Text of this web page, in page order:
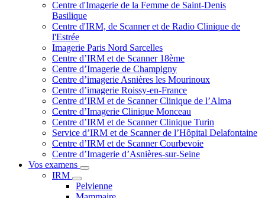
Centre d'Imagerie de la Femme de Saint-Denis
Basilique
Centre d'IRM, de Scanner et de Radio Clinique de
l'Estrée
Imagerie Paris Nord Sarcelles
Centre d’IRM et de Scanner 18ème
Centre d’Imagerie de Champigny
Centre d’imagerie Asnières les Mourinoux
Centre d’imagerie Roissy-en-France
Centre d’IRM et de Scanner Clinique de l’Alma
Centre d’Imagerie Clinique Monceau
Centre d’IRM et de Scanner Clinique Turin
Service d’IRM et de Scanner de l’Hôpital Delafontaine
Centre d’IRM et de Scanner Courbevoie
Centre d’Imagerie d’Asnières-sur-Seine
Vos examens
IRM
Pelvienne